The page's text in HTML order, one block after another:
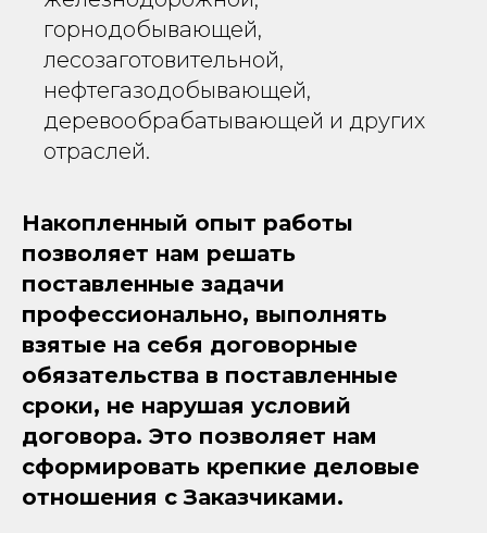
горнодобывающей,
лесозаготовительной,
нефтегазодобывающей,
деревообрабатывающей и других
отраслей.
Накопленный опыт работы
позволяет нам решать
поставленные задачи
профессионально, выполнять
взятые на себя договорные
обязательства в поставленные
сроки, не нарушая условий
договора. Это позволяет нам
сформировать крепкие деловые
отношения с Заказчиками.